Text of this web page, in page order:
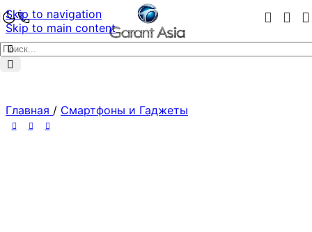
Skip to navigation
Skip to main content
Главная / Смартфоны и Гаджеты